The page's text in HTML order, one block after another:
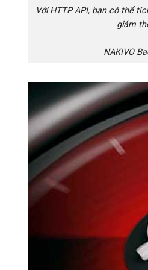
Với HTTP API, bạn có thể
giảm
NAKIVO